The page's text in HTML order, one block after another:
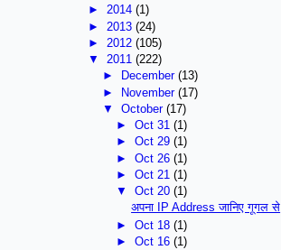
► 2014 (1)
► 2013 (24)
► 2012 (105)
▼ 2011 (222)
►
December (13)
► November (17)
▼ October (17)
►Oct 31(1)
►Oct 29(1)
►Oct 26(1)
►Oct 21(1)
▼Oct 20(1)
अपना IP Address जानिए गूगल से
►Oct 18(1)
►Oct 16(1)